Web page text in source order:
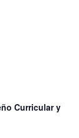
Curricular y